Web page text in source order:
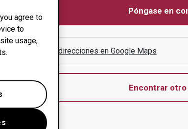
Póngase en
Mostrar direcciones en Google Maps
Encontrar
agree to
to
usage,